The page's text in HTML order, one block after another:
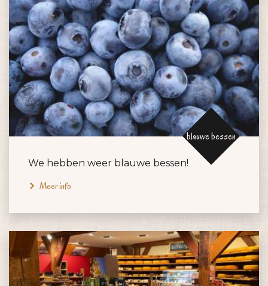
blauwe bessen
We hebben weer blauwe bessen!
Meer info